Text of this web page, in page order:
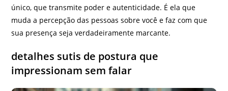
único, que transmite poder e autenticidade. É ela que
muda a percepção das pessoas sobre você e faz com que
sua presença seja verdadeiramente marcante.
detalhes sutis de postura que
impressionam sem falar